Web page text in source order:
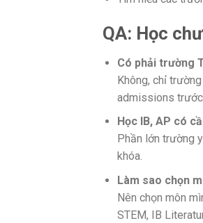
QA: Học
Có phải trường
Không, chỉ
admissions
Học IB, AP có
Phần lớn trường
khóa.
Làm sao chọn
Nên chọn môn
STEM, IB